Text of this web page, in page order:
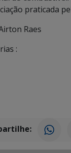
praticada
Raes
: